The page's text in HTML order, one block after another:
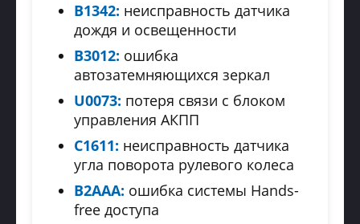
B1342: неисправность датчика
дождя и освещенности
B3012: ошибка
автозатемняющихся зеркал
U0073: потеря связи с блоком
управления АКПП
C1611: неисправность датчика
угла поворота рулевого колеса
B2AAA: ошибка системы Hands-
free доступа